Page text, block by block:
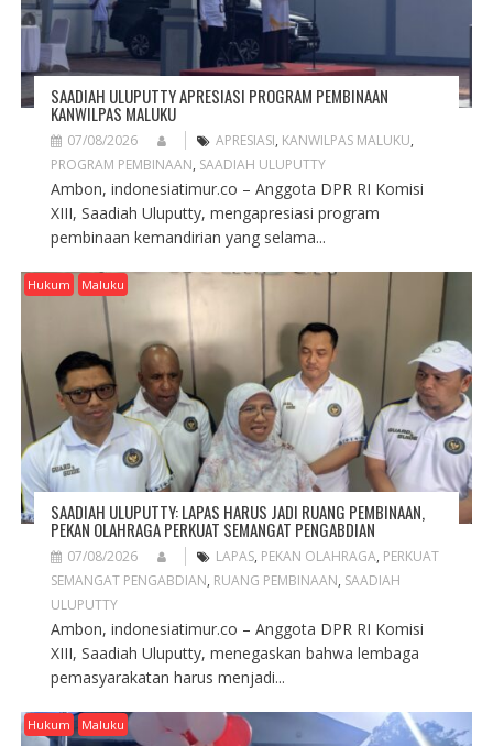
SAADIAH ULUPUTTY APRESIASI PROGRAM PEMBINAAN
KANWILPAS MALUKU
07/08/2026 APRESIASI, KANWILPAS MALUKU,
PROGRAM PEMBINAAN, SAADIAH ULUPUTTY
Ambon, indonesiatimur.co – Anggota DPR RI Komisi
XIII, Saadiah Uluputty, mengapresiasi program
pembinaan kemandirian yang selama...
Hukum Maluku
SAADIAH ULUPUTTY: LAPAS HARUS JADI RUANG PEMBINAAN,
PEKAN OLAHRAGA PERKUAT SEMANGAT PENGABDIAN
07/08/2026 LAPAS, PEKAN OLAHRAGA, PERKUAT
SEMANGAT PENGABDIAN, RUANG PEMBINAAN, SAADIAH
ULUPUTTY
Ambon, indonesiatimur.co – Anggota DPR RI Komisi
XIII, Saadiah Uluputty, menegaskan bahwa lembaga
pemasyarakatan harus menjadi...
Hukum Maluku